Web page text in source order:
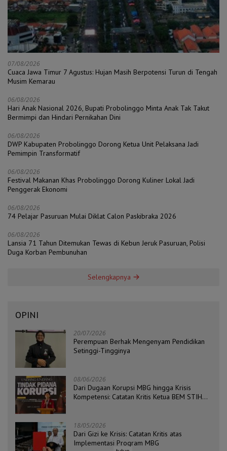
07/08/2026
Cuaca Jawa Timur 7 Agustus: Hujan Masih Berpotensi Turun di Tengah
Musim Kemarau
06/08/2026
Hari Anak Nasional 2026, Bupati Probolinggo Minta Anak Tak Takut
Bermimpi dan Hindari Pernikahan Dini
06/08/2026
DWP Kabupaten Probolinggo Dorong Ketua Unit Pelaksana Jadi
Pemimpin Transformatif
06/08/2026
Festival Makanan Khas Probolinggo Dorong Kuliner Lokal Jadi
Penggerak Ekonomi
06/08/2026
74 Pelajar Pasuruan Mulai Diklat Calon Paskibraka 2026
06/08/2026
Lansia 71 Tahun Ditemukan Tewas di Kebun Jeruk Pasuruan, Polisi
Duga Korban Pembunuhan
Selengkapnya
OPINI
20/07/2026
Perempuan Berhak Mengenyam Pendidikan
Setinggi-Tingginya
08/06/2026
Dari Dugaan Korupsi MBG hingga Krisis
Kompetensi: Catatan Kritis Ketua BEM STIH
18/05/2026
Dari Gizi ke Krisis: Catatan Kritis atas
Implementasi Program MBG